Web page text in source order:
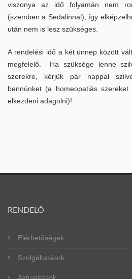
Ügyelet
viszonya az idő folyamán nem
(szemben a Sedalinnal), így
után nem is lesz szükséges.
A rendelési idő a két ünnep között
megfelelő. Ha szüksége lenne
szerekre, kérjük pár nappal
bennünket (a homeopatiás
elkezdeni adagolni)!
RENDELŐ
Elérhetőségek
Szolgáltatások
Aktualitások